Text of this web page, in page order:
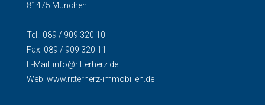
81475 München
Tel.: 089 / 909 320 10
Fax: 089 / 909 320 11
E-Mail: info@ritterherz.de
Web: www.ritterherz-immobilien.de